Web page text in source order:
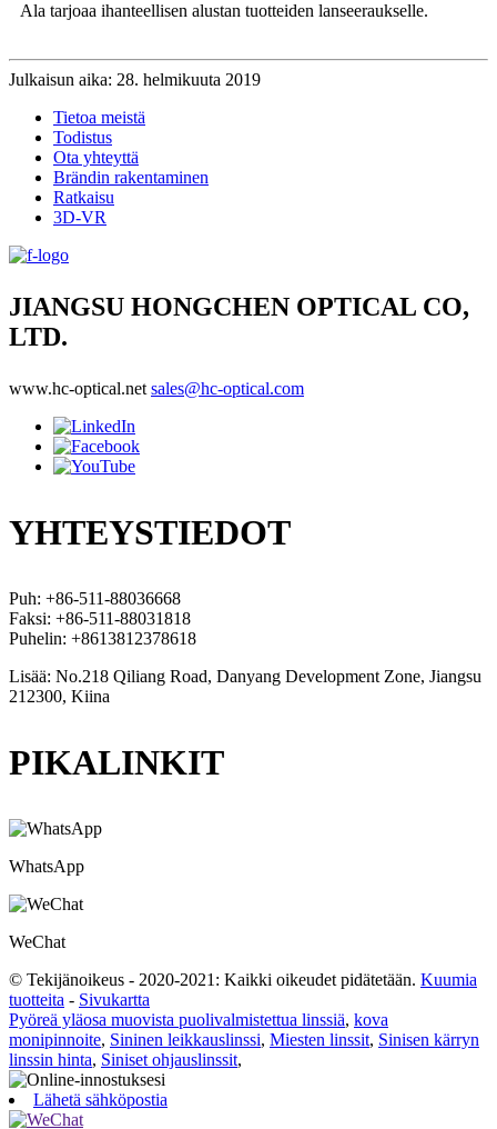
Ala tarjoaa ihanteellisen alustan tuotteiden lanseeraukselle.
Julkaisun aika: 28. helmikuuta 2019
Tietoa meistä
Todistus
Ota yhteyttä
Brändin rakentaminen
Ratkaisu
3D-VR
JIANGSU HONGCHEN OPTICAL CO,
LTD.
www.hc-optical.net sales@hc-optical.com
YHTEYSTIEDOT
Puh: +86-511-88036668
Faksi: +86-511-88031818
Puhelin: +8613812378618
Lisää: No.218 Qiliang Road, Danyang Development Zone, Jiangsu
212300, Kiina
PIKALINKIT
WhatsApp
WeChat
© Tekijänoikeus - 2020-2021: Kaikki oikeudet pidätetään. Kuumia
tuotteita - Sivukartta
Pyöreä yläosa muovista puolivalmistettua linssiä, kova
monipinnoite, Sininen leikkauslinssi, Miesten linssit, Sinisen kärryn
linssin hinta, Siniset ohjauslinssit,
Lähetä sähköpostia